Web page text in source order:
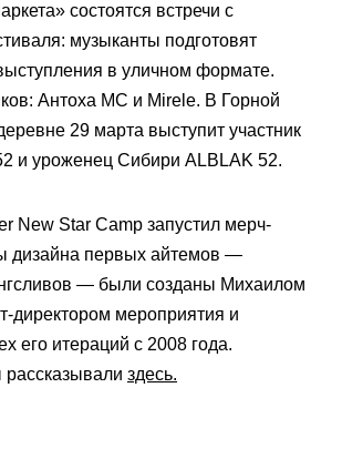
состоятся встречи с
музыканты подготовят
в уличном формате.
Антоха MC и Mirele. В Горной
29 марта выступит участник
и уроженец Сибири ALBLAK 52.
New Star Camp запустил мерч-
дизайна первых айтемов —
— были созданы Михаилом
директором мероприятия и
его итераций с 2008 года.
здесь.